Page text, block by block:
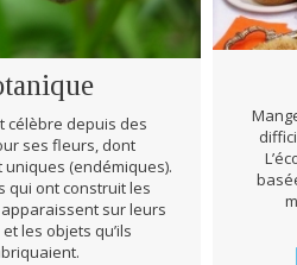
célèbre depuis des
ses fleurs, dont
(endémiques).
qui ont construit les
sur leurs
les objets qu’ils